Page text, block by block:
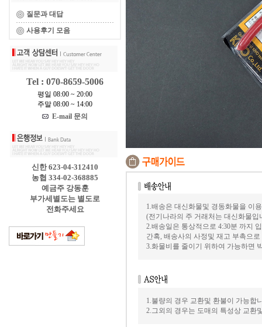
질문과 대답
사용후기 모음
Tel : 070-8659-5006
평일 08:00 ~ 20:00
주말 08:00 ~ 14:00
E-mail 문의
신한 623-04-312410
농협 334-02-368885
예금주 강동훈
부가세별도는 별도로
전화주세요
1.배송은 대신화물및 경동화물을 이
(전기나라의 주 거래처는 대신화물입
2.배송일은 통상적으로 4:30분 까지
간혹, 배송사의 사정및 재고 부촉으
3.화물비를 줄이기 위하여 가능하면
1.불량의 경우 교환및 환불이 가능합
2.그외의 경우는 도매의 특성상 교환